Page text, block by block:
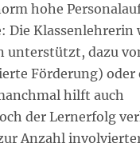
hohe
Die Klassenlehrerin
unterstützt, dazu
Förderung) oder
hilft auch
der Lernerfolg
Anzahl